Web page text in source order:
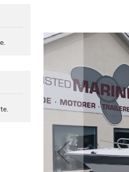
af
billedgalleriet